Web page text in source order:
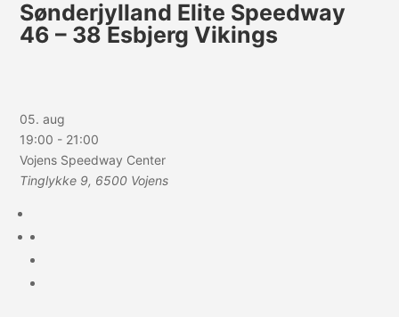
Sønderjylland Elite Speedway
46 – 38 Esbjerg Vikings
05. aug
19:00 - 21:00
Vojens Speedway Center
Tinglykke 9, 6500 Vojens